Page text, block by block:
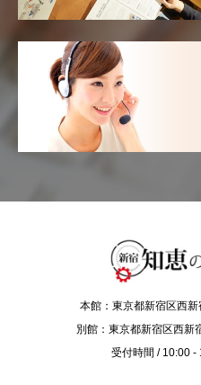
本館：東京都新宿区西
別館：東京都新宿区西新
受付時間 / 10:00 -